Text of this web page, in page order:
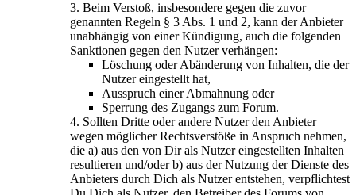
3. Beim Verstoß, insbesondere gegen die zuvor
genannten Regeln § 3 Abs. 1 und 2, kann der Anbieter
unabhängig von einer Kündigung, auch die folgenden
Sanktionen gegen den Nutzer verhängen:
Löschung oder Abänderung von Inhalten, die der
Nutzer eingestellt hat,
Ausspruch einer Abmahnung oder
Sperrung des Zugangs zum Forum.
4. Sollten Dritte oder andere Nutzer den Anbieter
wegen möglicher Rechtsverstöße in Anspruch nehmen,
die a) aus den von Dir als Nutzer eingestellten Inhalten
resultieren und/oder b) aus der Nutzung der Dienste des
Anbieters durch Dich als Nutzer entstehen, verpflichtest